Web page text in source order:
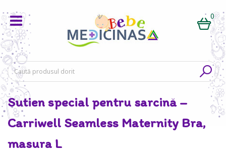
0
Sutien special pentru sarcină –
Carriwell Seamless Maternity Bra,
masura L